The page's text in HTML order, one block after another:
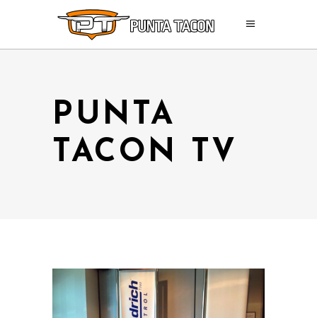
PUNTA
TACON TV